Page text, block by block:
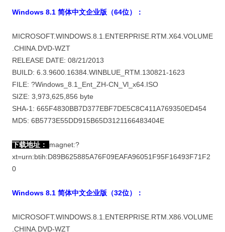
Windows 8.1 简体中文企业版（64位）：
MICROSOFT.WINDOWS.8.1.ENTERPRISE.RTM.X64.VOLUME
.CHINA.DVD-WZT
RELEASE DATE: 08/21/2013
BUILD: 6.3.9600.16384.WINBLUE_RTM.130821-1623
FILE: ?Windows_8.1_Ent_ZH-CN_Vl_x64.ISO
SIZE: 3,973,625,856 byte
SHA-1: 665F4830BB7D377EBF7DE5C8C411A769350ED454
MD5: 6B5773E55DD915B65D3121166483404E
下载地址： magnet:?
xt=urn:btih:D89B625885A76F09EAFA96051F95F16493F71F2
0
Windows 8.1 简体中文企业版（32位）：
MICROSOFT.WINDOWS.8.1.ENTERPRISE.RTM.X86.VOLUME
.CHINA.DVD-WZT